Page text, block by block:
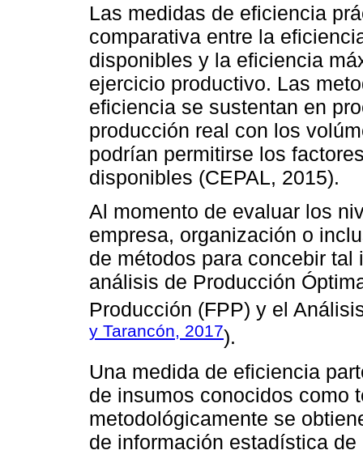
Las medidas de eficiencia
comparativa entre la
disponibles y la eficiencia
ejercicio productivo. Las
eficiencia se sustentan en
producción real con los
podrían permitirse los
disponibles (CEPAL, 2015).
Al momento de evaluar los
empresa, organización o
de métodos para concebir
análisis de Producción
Producción (FPP) y el
y Tarancón, 2017).
Una medida de eficiencia
de insumos conocidos como
metodológicamente se
de información estadística